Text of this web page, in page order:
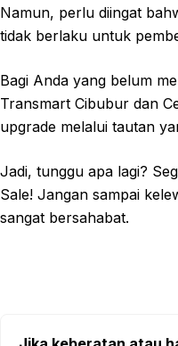
Namun, perlu diingat
tidak berlaku untuk
Bagi Anda yang belum
Transmart Cibubur dan
upgrade melalui tautan
Jadi, tunggu apa lagi?
Sale! Jangan sampai
sangat bersahabat.